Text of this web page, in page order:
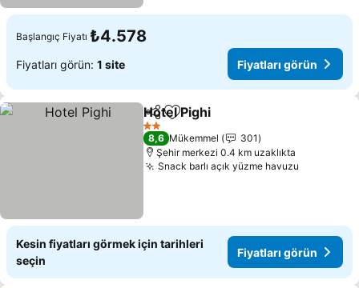
Başlangıç Fiyatı ₺4.578
Fiyatları görün: 1 site Fiyatları görün
PaylaşFavorilerime ekle
Hotel Pighi
2 Yıldız
8,6 Mükemmel
301
Şehir merkezi 0.4 km uzaklıkta
Snack barlı açık yüzme havuzu
Kesin fiyatları görmek için tarihleri
seçin
Fiyatları görün